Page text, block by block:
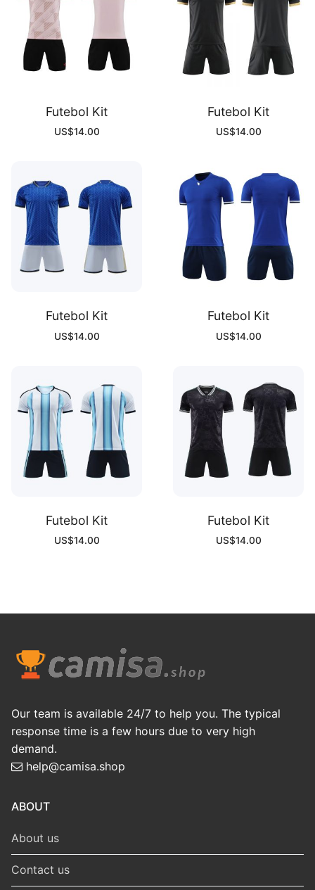
Futebol Kit
US$14.00
Futebol Kit
US$14.00
Futebol Kit
US$14.00
Futebol Kit
US$14.00
Futebol Kit
US$14.00
Futebol Kit
US$14.00
Our team is available 24/7 to help you. The typical
response time is a few hours due to very high
demand.
help@camisa.shop
ABOUT
About us
Contact us